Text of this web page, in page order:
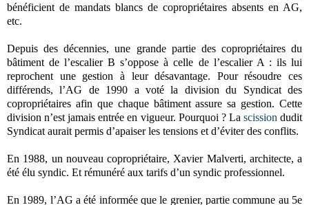
bénéficient de mandats blancs de copropriétaires absents en AG,
etc.
Depuis des décennies, une grande partie des copropriétaires du
bâtiment de l’escalier B s’oppose à celle de l’escalier A : ils lui
reprochent une gestion à leur désavantage. Pour résoudre ces
différends, l’AG de 1990 a voté la division du Syndicat des
copropriétaires afin que chaque bâtiment assure sa gestion. Cette
division n’est jamais entrée en vigueur. Pourquoi ? La scission dudit
Syndicat aurait permis d’apaiser les tensions et d’éviter des conflits.
En 1988, un nouveau copropriétaire, Xavier Malverti, architecte, a
été élu syndic. Et rémunéré aux tarifs d’un syndic professionnel.
En 1989, l’AG a été informée que le grenier, partie commune au 5e